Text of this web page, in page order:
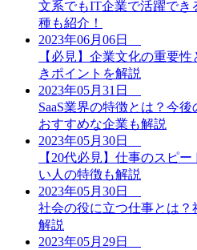
文系でもIT企業で活躍でき
種も紹介！
2023年06月06日
【必見】企業文化の重要
きポイントを解説
2023年05月31日
SaaS業界の特徴とは？今
おすすめな企業も解説
2023年05月30日
【20代必見】仕事のスピ
い人の特徴も解説
2023年05月30日
社会の役に立つ仕事とは？
解説
2023年05月29日